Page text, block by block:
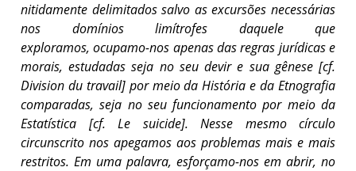
nitidamente delimitados salvo as excursões necessárias
nos domínios limítrofes daquele que
exploramos, ocupamo-nos apenas das regras jurídicas e
morais, estudadas seja no seu devir e sua gênese [cf.
Division du travail] por meio da História e da Etnografia
comparadas, seja no seu funcionamento por meio da
Estatística [cf. Le suicide]. Nesse mesmo círculo
circunscrito nos apegamos aos problemas mais e mais
restritos. Em uma palavra, esforçamo-nos em abrir, no